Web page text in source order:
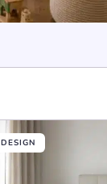
DESIGN